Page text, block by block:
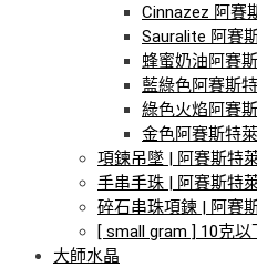
Cinnazez 阿賽
Sauralite 阿賽
蜂蜜奶油阿賽
藍綠色阿賽斯
綠色火焰阿賽
金色阿賽斯特萊
項鍊吊墜 | 阿賽斯特
手串手珠 | 阿賽斯特
碎石串珠項鍊 | 阿賽
[ small gram ] 10克以
大師水晶